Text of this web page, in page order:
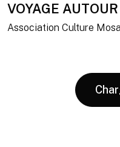
VOYAGE
Association Culture